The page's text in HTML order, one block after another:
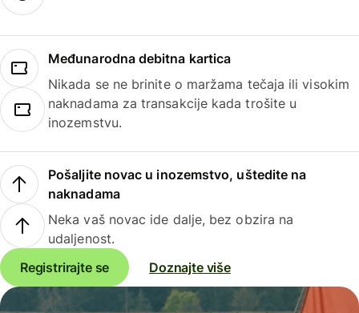
Međunarodna debitna kartica
Nikada se ne brinite o maržama tečaja ili visokim
naknadama za transakcije kada trošite u
inozemstvu.
Pošaljite novac u inozemstvo, uštedite na
naknadama
Neka vaš novac ide dalje, bez obzira na
udaljenost.
Registrirajte se
Doznajte više